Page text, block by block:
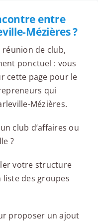
entre
Mézières ?
de club,
ponctuel : vous
cette page pour le
qui
Mézières.
club d’affaires ou
?
votre structure
liste des groupes
proposer un ajout